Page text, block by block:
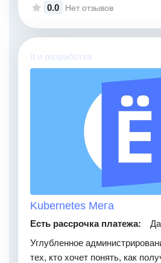
0.0
Нет отзывов
It и разработка
Kubernetes Мега
Есть рассрочка платежа:
Да
Углубленное
тех, кто хочет понять, как